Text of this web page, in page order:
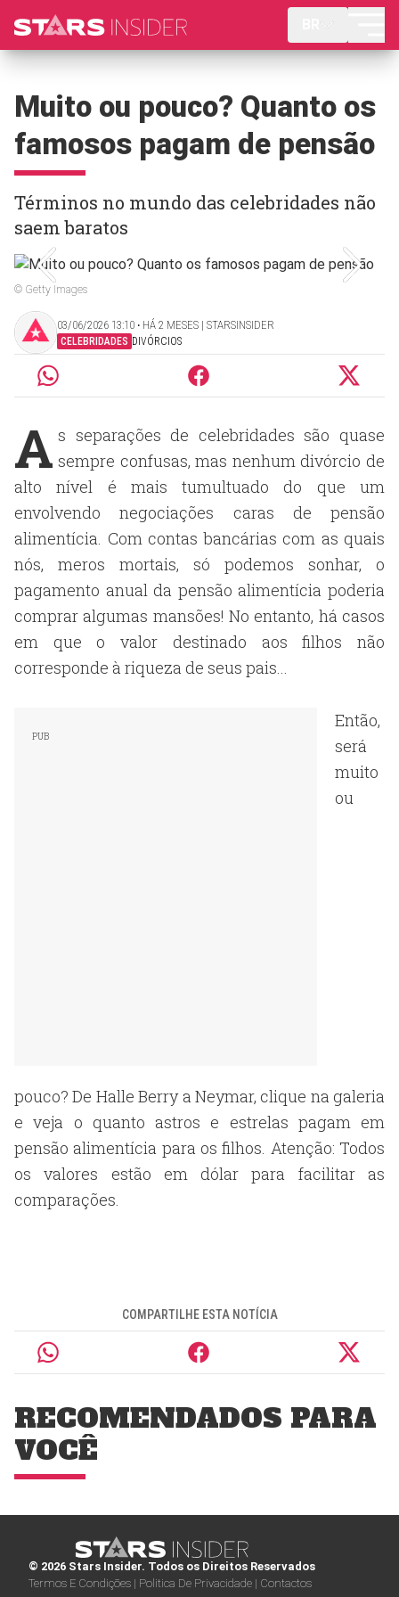
Muito ou pouco? Quanto os
famosos pagam de pensão
Términos no mundo das celebridades não
saem baratos
© Getty Images
03/06/2026 13:10 ‧ HÁ 2 MESES | STARSINSIDER
CELEBRIDADES DIVÓRCIOS
A s separações de celebridades são quase
sempre confusas, mas nenhum divórcio de
alto nível é mais tumultuado do que um
envolvendo negociações caras de pensão
alimentícia. Com contas bancárias com as quais
nós, meros mortais, só podemos sonhar, o
pagamento anual da pensão alimentícia poderia
comprar algumas mansões! No entanto, há casos
em que o valor destinado aos filhos não
corresponde à riqueza de seus pais...
Então,
será
muito
ou
pouco? De Halle Berry a Neymar, clique na galeria
e veja o quanto astros e estrelas pagam em
pensão alimentícia para os filhos. Atenção: Todos
os valores estão em dólar para facilitar as
comparações.
COMPARTILHE ESTA NOTÍCIA
RECOMENDADOS PARA
VOCÊ
© 2026 Stars Insider. Todos os Direitos Reservados
Termos E Condições | Politica De Privacidade | Contactos